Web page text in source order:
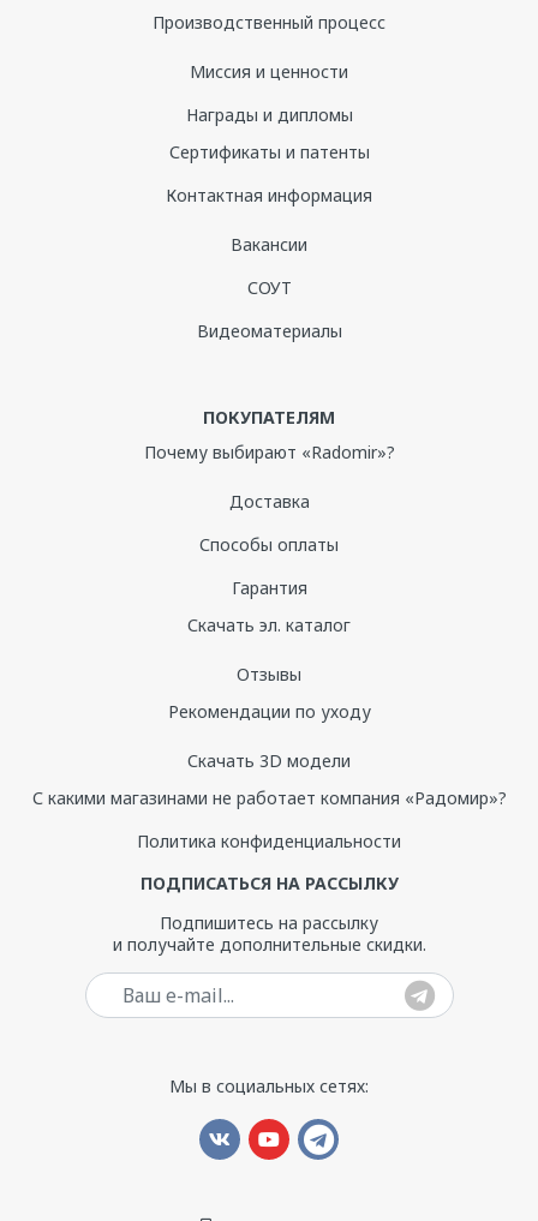
Производственный процесс
Миссия и ценности
Награды и дипломы
Сертификаты и патенты
Контактная информация
Вакансии
СОУТ
Видеоматериалы
ПОКУПАТЕЛЯМ
Почему выбирают «Radomir»?
Доставка
Способы оплаты
Гарантия
Скачать эл. каталог
Отзывы
Рекомендации по уходу
Скачать 3D модели
С какими магазинами не работает компания «Радомир»?
Политика конфиденциальности
ПОДПИСАТЬСЯ НА РАССЫЛКУ
Подпишитесь на рассылку
и получайте дополнительные скидки.
Мы в социальных сетях: